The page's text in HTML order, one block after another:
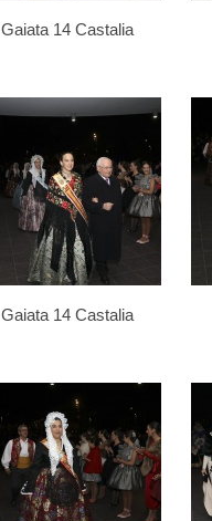
Gaiata 14 Castalia
Gaiata 14 Castalia